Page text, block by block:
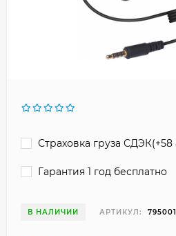
Страховка груза СДЭК(+58
Гарантия 1 год бесплатно
В НАЛИЧИИ АРТИКУЛ: 795001